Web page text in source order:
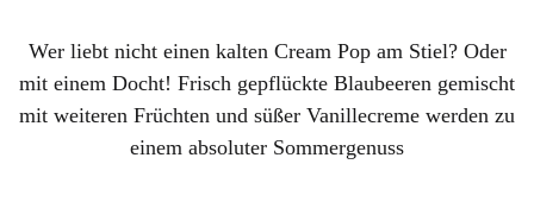
Wer liebt nicht einen kalten Cream Pop am Stiel? Oder
mit einem Docht! Frisch gepflückte Blaubeeren gemischt
mit weiteren Früchten und süßer Vanillecreme werden zu
einem absoluter Sommergenuss